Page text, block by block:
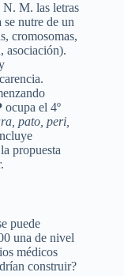
M. las letras
nutre de un
cromosomas,
asociación).
ocupa el 4º
pato, peri,
propuesta
puede
una de nivel
médicos
construir?